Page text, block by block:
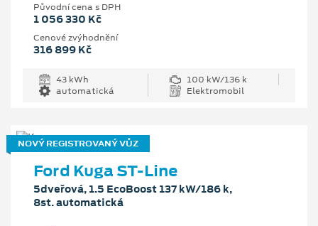
Původní cena s DPH
1 056 330 Kč
Cenové zvýhodnění
316 899 Kč
43 kWh
100 kW/136 k
automatická
Elektromobil
NOVÝ REGISTROVANÝ VŮZ
Ford Kuga ST-Line
5dveřová, 1.5 EcoBoost 137 kW/186 k,
8st. automatická